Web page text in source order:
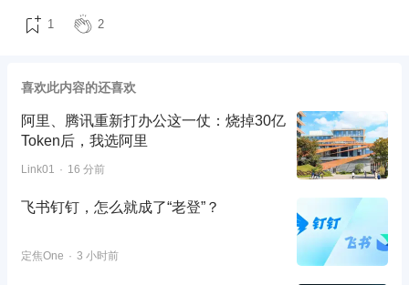
1 2
喜欢此内容的还喜欢
阿里、腾讯重新打办公这一仗：烧掉30亿
Token后，我选阿里
Link01 16 分前
飞书钉钉，怎么就成了“老登”？
定焦One 3 小时前